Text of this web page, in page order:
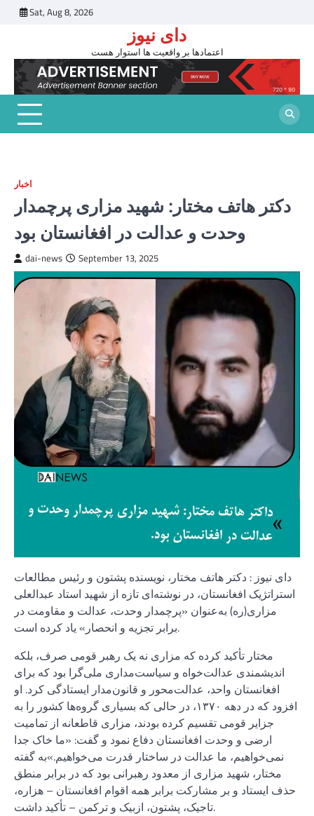
Sat, Aug 8, 2026
دای نیوز
اعتمادها بر واقعیت ها استوار هست
اخبار
دکتر هاتف مختار: شهید مزاری پرچمدار
وحدت و عدالت در افغانستان بود
dai-news September 13, 2025
دای نيوز : دکتر هاتف مختار، نویسنده پشتون و رئیس مطالعات
استراتژیک افغانستان، در نوشته‌ای تازه از شهید استاد عبدالعلی
مزاری(ره) به‌عنوان «پرچمدار وحدت، عدالت و مقاومت در
برابر تجزیه و انحصار» یاد کرده است.
مختار تأکید کرده که مزاری نه یک رهبر قومی صرف، بلکه
اندیشمندی عدالت‌خواه و سیاست‌مداری ملی‌گرا بود که برای
افغانستان واحد، عدالت‌محور و قانون‌مدار ایستادگی کرد. او
افزود که در دهه ۱۳۷۰، در حالی که بسیاری گروه‌ها کشور را به
جزایر قومی تقسیم کرده بودند، مزاری قاطعانه از تمامیت
ارضی و وحدت افغانستان دفاع نمود و گفت: «ما خاک جدا
نمی‌خواهیم، ما عدالت در ساختار قدرت می‌خواهیم.»به گفته
مختار، شهید مزاری از معدود رهبرانی بود که در برابر منطق
حذف ایستاد و بر مشارکت برابر همه اقوام افغانستان – هزاره،
تاجیک، پشتون، ازبیک و ترکمن – تأکید داشت.